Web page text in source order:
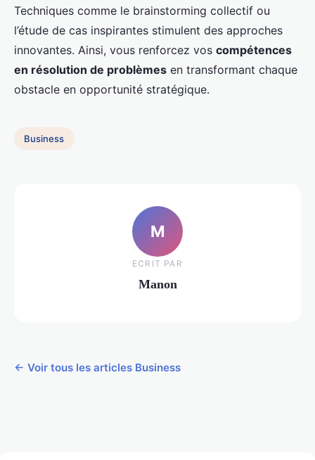
Techniques comme le brainstorming collectif ou
l’étude de cas inspirantes stimulent des approches
innovantes. Ainsi, vous renforcez vos compétences
en résolution de problèmes en transformant chaque
obstacle en opportunité stratégique.
Business
M
ECRIT PAR
Manon
← Voir tous les articles Business